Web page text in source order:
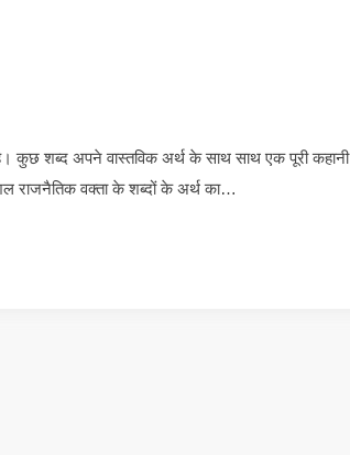
कुछ शब्द अपने वास्तविक अर्थ के साथ साथ एक पूरी कहानी
राजनैतिक वक्ता के शब्दों के अर्थ का…